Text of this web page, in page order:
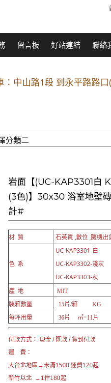
留言板 好站連結 聯絡
：中山路1段 到永平路路
線【頂溪站 2 號出口】往
請親愛的客戶加入 LINE
【頂溪站 2 號出口】往
請親愛的客戶加入 LINE
岩面【(UC-KAP3301白
(3色)】30x30 浴室地壁
計#
材 質 石英質 ,數位 ,隨機出
色 系
UC-KAP3301-白
UC-KAP3302-淺灰
UC-KAP3303-灰
產 地
MIT
裝箱數量
15片/箱 KG
每坪用量
36片 ㎡=11片
付款方式： 現金 / 匯款 / 貨到付款
運 費：
大台北地區→未滿1500 運費120起
新竹以北 →1件180起